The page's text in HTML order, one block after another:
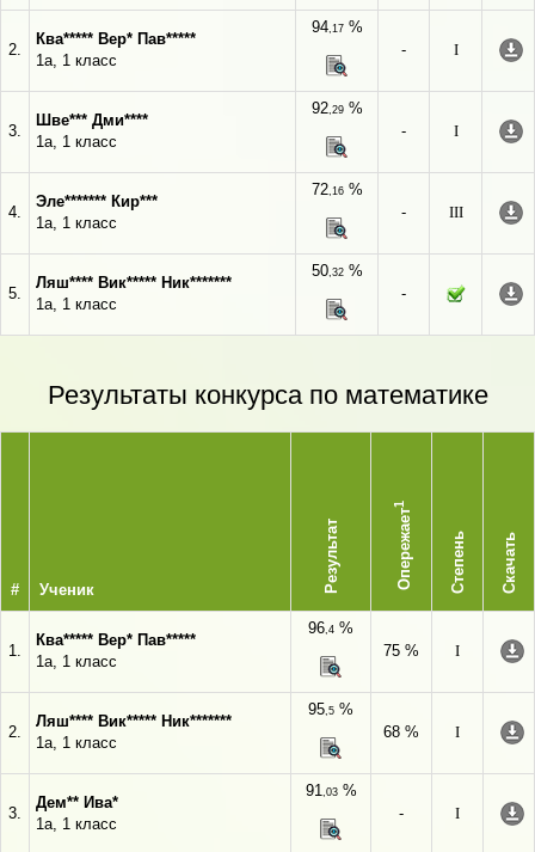
2.
Ква***** Вер* Пав*****
1а, 1 класс
94,17%
-
I
3.
Шве*** Дми****
1а, 1 класс
92,29%
-
I
4.
Эле******* Кир***
1а, 1 класс
72,16%
-
III
5.
Ляш**** Вик***** Ник*******
1а, 1 класс
50,32%
-
Результаты конкурса по математике
# Ученик Результат Опережает
1
Степень Скачать
1.
Ква***** Вер* Пав*****
1а, 1 класс
96,4 %
75 %
I
2.
Ляш**** Вик***** Ник*******
1а, 1 класс
95,5 %
68 %
I
3.
Дем** Ива*
1а, 1 класс
91,03%
-
I